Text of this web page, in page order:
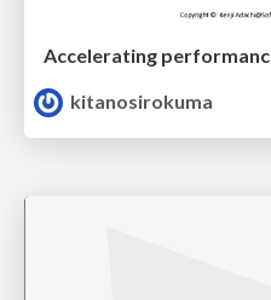
kitanosirokuma